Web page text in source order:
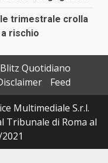
trimestrale crolla
rischio
Quotidiano
Feed
Multimediale S.r.l.
Tribunale di Roma al